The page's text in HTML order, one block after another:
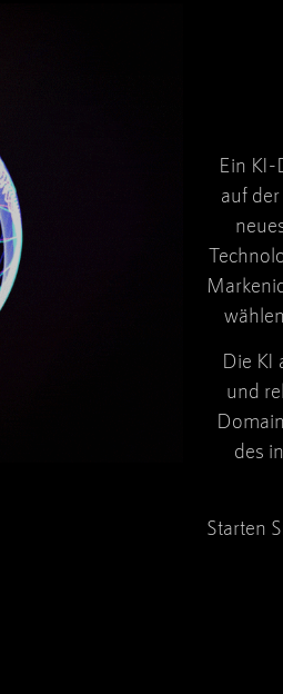
Ein KI-
auf
Die KI
und
des
Starten